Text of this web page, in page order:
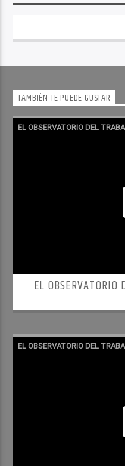
TAMBIÉN TE PUEDE GUSTAR
EL OBSERVATORIO DEL
EL OBSERVATORIO
EL OBSERVATORIO DEL